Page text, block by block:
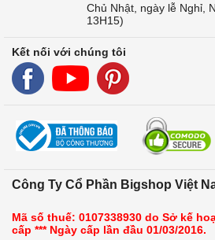
Chủ Nhật, ngày lễ Nghỉ,
13H15)
Kết nối với chúng tôi
Công Ty Cổ Phần Bigshop Việt
Mã số thuế: 0107338930 do Sở kế
cấp *** Ngày cấp lần đầu 01/03/2016.